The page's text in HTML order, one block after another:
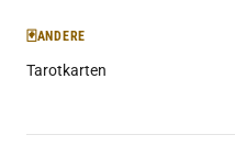
🃏ANDERE
Tarotkarten